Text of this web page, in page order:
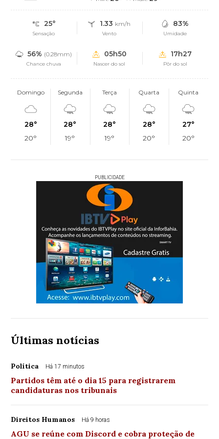
25°
Sensação
1.33 km/h
Vento
83%
Umidade
56% (0.28mm)
Chance chuva
05h50
Nascer do sol
17h27
Pôr do sol
Domingo
28°
20°
Segunda
28°
19°
Terça
28°
19°
Quarta
28°
20°
Quinta
27°
20°
PUBLICIDADE
Últimas notícias
Política Há 17 minutos
Partidos têm até o dia 15 para registrarem
candidaturas nos tribunais
Direitos Humanos Há 9 horas
AGU se reúne com Discord e cobra proteção de